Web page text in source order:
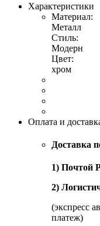
Характеристики
Материал:
Металл
Стиль:
Модерн
Цвет:
хром
Оплата и
Доставка
1) Почтой
2)
(экспресс
платеж)